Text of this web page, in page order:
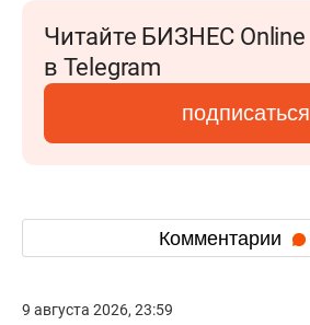
Читайте БИЗНЕС Online
в Telegram
подписаться
Комментарии
9 августа 2026, 23:59